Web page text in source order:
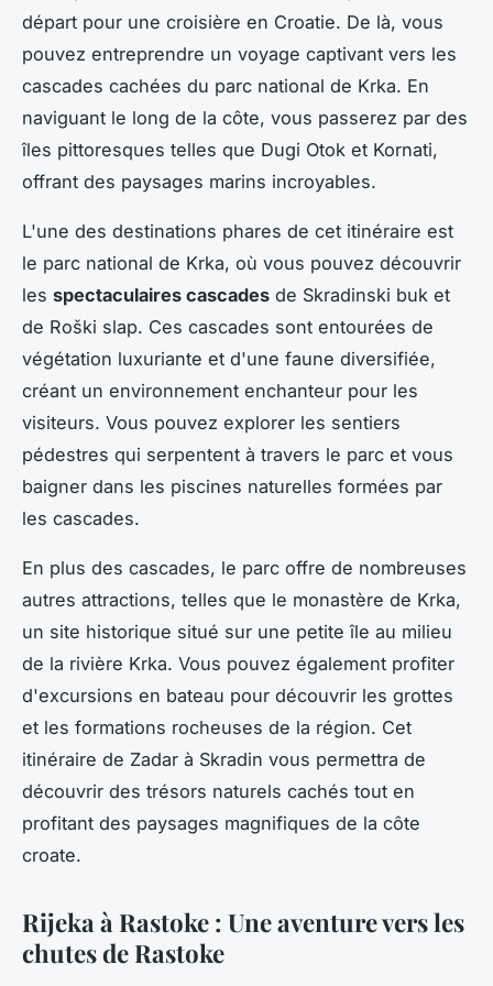
départ pour une croisière en Croatie. De là, vous
pouvez entreprendre un voyage captivant vers les
cascades cachées du parc national de Krka. En
naviguant le long de la côte, vous passerez par des
îles pittoresques telles que Dugi Otok et Kornati,
offrant des paysages marins incroyables.
L'une des destinations phares de cet itinéraire est
le parc national de Krka, où vous pouvez découvrir
les spectaculaires cascades de Skradinski buk et
de Roški slap. Ces cascades sont entourées de
végétation luxuriante et d'une faune diversifiée,
créant un environnement enchanteur pour les
visiteurs. Vous pouvez explorer les sentiers
pédestres qui serpentent à travers le parc et vous
baigner dans les piscines naturelles formées par
les cascades.
En plus des cascades, le parc offre de nombreuses
autres attractions, telles que le monastère de Krka,
un site historique situé sur une petite île au milieu
de la rivière Krka. Vous pouvez également profiter
d'excursions en bateau pour découvrir les grottes
et les formations rocheuses de la région. Cet
itinéraire de Zadar à Skradin vous permettra de
découvrir des trésors naturels cachés tout en
profitant des paysages magnifiques de la côte
croate.
Rijeka à Rastoke : Une aventure vers les
chutes de Rastoke